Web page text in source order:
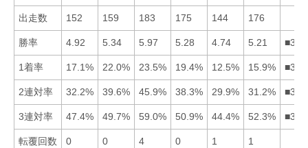
出走数 152 159 183 175 144 176
勝率 4.92 5.34 5.97 5.28 4.74 5.21
1着率 17.1% 22.0% 23.5% 19.4% 12.5% 15.9%
2連対率 32.2% 39.6% 45.9% 38.3% 29.9% 31.2%
3連対率 47.4% 49.7% 59.0% 50.9% 44.4% 52.3%
転覆回数 0 0 4 0 1 1